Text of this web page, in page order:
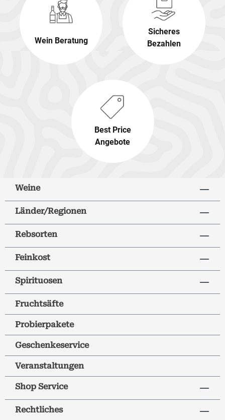
Wein Beratung
Sicheres
Bezahlen
Best Price
Angebote
Weine
Länder/Regionen
Rebsorten
Feinkost
Spirituosen
Fruchtsäfte
Probierpakete
Geschenkeservice
Veranstaltungen
Shop Service
Rechtliches